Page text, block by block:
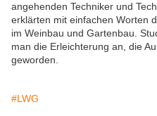
angehenden Techniker und
erklärten mit einfachen Worten
im Weinbau und Gartenbau.
man die Erleichterung an, die
geworden.
#LWG